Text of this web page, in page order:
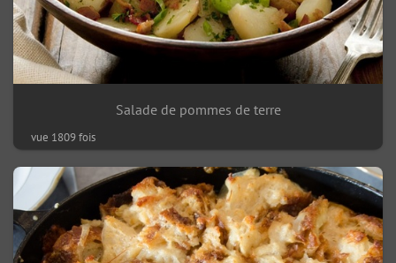
Salade de pommes de terre
vue 1809 fois